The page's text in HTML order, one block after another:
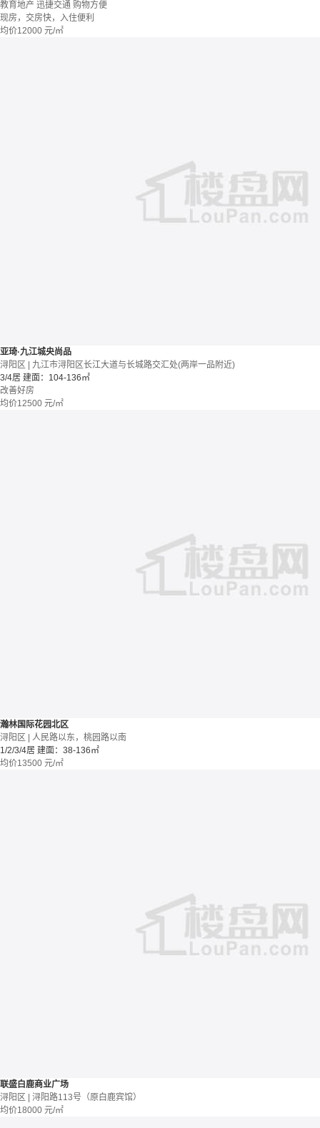
教育地产 迅捷交通 购物方便
现房，交房快，入住便利
均价12000 元/㎡
亚琦·九江城央尚品
浔阳区 | 九江市浔阳区长江大道与长城路交汇处(两岸一品附近)
3/4居 建面：104-136㎡
改善好房
均价12500 元/㎡
瀚林国际花园北区
浔阳区 | 人民路以东，桃园路以南
1/2/3/4居 建面：38-136㎡
均价13500 元/㎡
联盛白鹿商业广场
浔阳区 | 浔阳路113号（原白鹿宾馆）
均价18000 元/㎡